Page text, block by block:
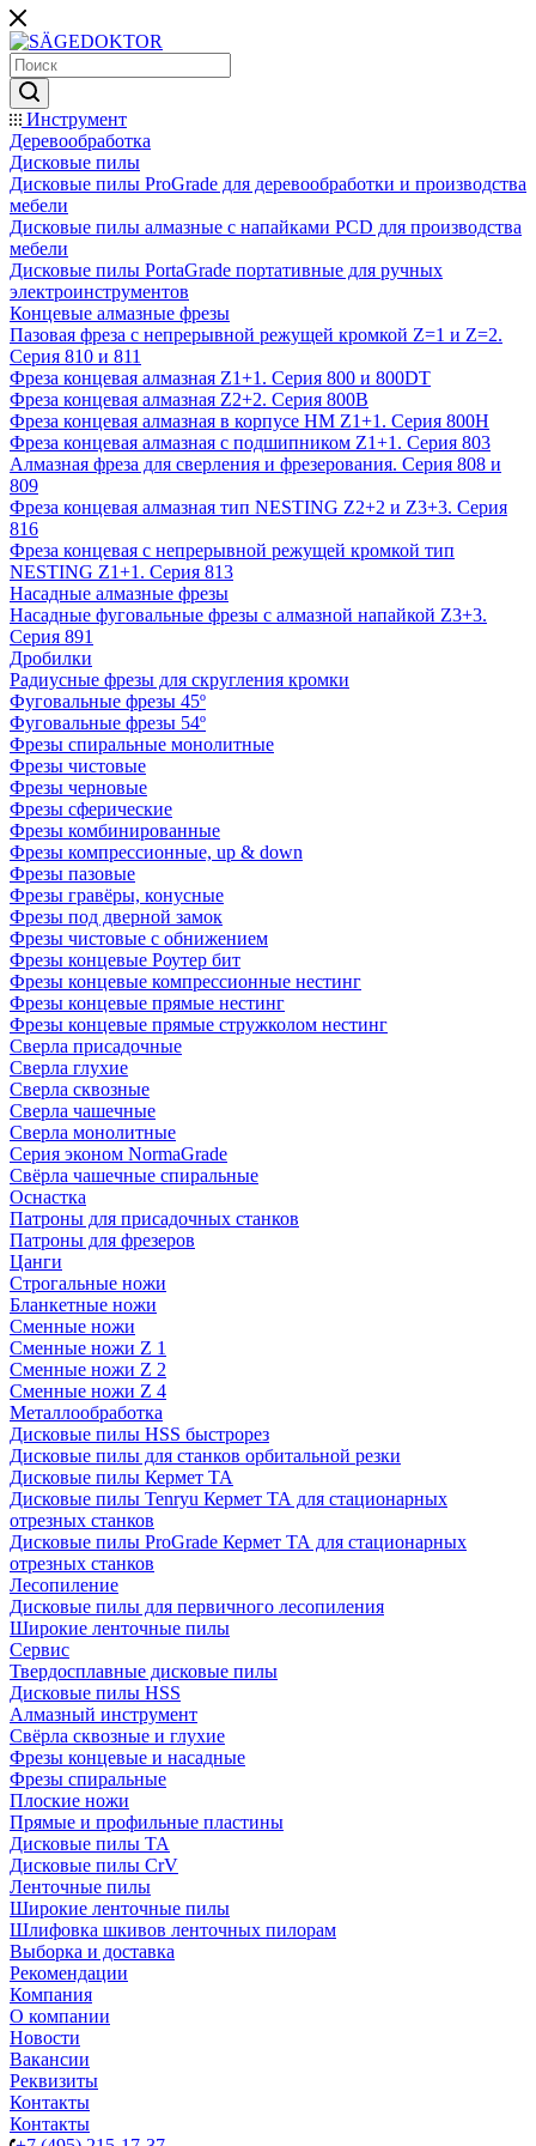
Инструмент
Деревообработка
Дисковые пилы
Дисковые пилы ProGrade для деревообработки и производства
мебели
Дисковые пилы алмазные с напайками PCD для производства
мебели
Дисковые пилы PortaGrade портативные для ручных
электроинструментов
Концевые алмазные фрезы
Пазовая фреза с непрерывной режущей кромкой Z=1 и Z=2.
Серия 810 и 811
Фреза концевая алмазная Z1+1. Серия 800 и 800DT
Фреза концевая алмазная Z2+2. Серия 800B
Фреза концевая алмазная в корпусе НМ Z1+1. Серия 800H
Фреза концевая алмазная с подшипником Z1+1. Серия 803
Алмазная фреза для сверления и фрезерования. Серия 808 и
809
Фреза концевая алмазная тип NESTING Z2+2 и Z3+3. Серия
816
Фреза концевая с непрерывной режущей кромкой тип
NESTING Z1+1. Серия 813
Насадные алмазные фрезы
Насадные фуговальные фрезы с алмазной напайкой Z3+3.
Серия 891
Дробилки
Радиусные фрезы для скругления кромки
Фуговальные фрезы 45º
Фуговальные фрезы 54º
Фрезы спиральные монолитные
Фрезы чистовые
Фрезы черновые
Фрезы сферические
Фрезы комбинированные
Фрезы компрессионные, up & down
Фрезы пазовые
Фрезы гравёры, конусные
Фрезы под дверной замок
Фрезы чистовые с обнижением
Фрезы концевые Роутер бит
Фрезы концевые компрессионные нестинг
Фрезы концевые прямые нестинг
Фрезы концевые прямые стружколом нестинг
Сверла присадочные
Сверла глухие
Сверла сквозные
Сверла чашечные
Сверла монолитные
Серия эконом NormaGrade
Свёрла чашечные спиральные
Оснастка
Патроны для присадочных станков
Патроны для фрезеров
Цанги
Строгальные ножи
Бланкетные ножи
Сменные ножи
Сменные ножи Z 1
Сменные ножи Z 2
Сменные ножи Z 4
Металлообработка
Дисковые пилы HSS быстрорез
Дисковые пилы для станков орбитальной резки
Дисковые пилы Кермет ТА
Дисковые пилы Tenryu Кермет ТА для стационарных
отрезных станков
Дисковые пилы ProGrade Кермет ТА для стационарных
отрезных станков
Лесопиление
Дисковые пилы для первичного лесопиления
Широкие ленточные пилы
Сервис
Твердосплавные дисковые пилы
Дисковые пилы HSS
Алмазный инструмент
Свёрла сквозные и глухие
Фрезы концевые и насадные
Фрезы спиральные
Плоские ножи
Прямые и профильные пластины
Дисковые пилы TA
Дисковые пилы CrV
Ленточные пилы
Широкие ленточные пилы
Шлифовка шкивов ленточных пилорам
Выборка и доставка
Рекомендации
Компания
О компании
Новости
Вакансии
Реквизиты
Контакты
Контакты